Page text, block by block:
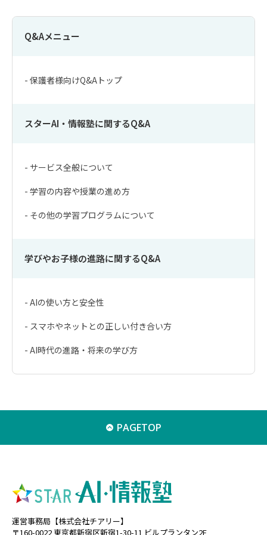
Q&Aメニュー
- 保護者様向けQ&Aトップ
スターAI・情報塾に関するQ&A
- サービス全般について
- 学習の内容や授業の進め方
- その他の学習プログラムについて
学びやお子様の進路に関するQ&A
- AIの使い方と安全性
- スマホやネットとの正しい付き合い方
- AI時代の進路・将来の学び方
PAGETOP
運営事務局【株式会社チアリー】
〒160-0022 東京都新宿区新宿1-30-11 ビルプランタン2F